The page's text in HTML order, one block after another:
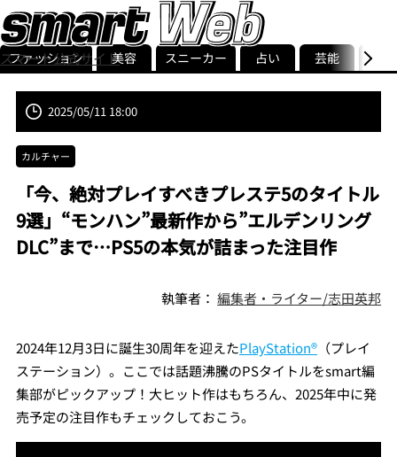
スマート公式サイト
smart最新号
記事一覧ランキング
ストリ
ファッション 美容 スニーカー 占い 芸能 グル
2025/05/11 18:00
カルチャー
「今、絶対プレイすべきプレステ5のタイトル
9選」“モンハン”最新作から”エルデンリング
DLC”まで…PS5の本気が詰まった注目作
執筆者：編集者・ライター/志田英邦
2024年12月3日に誕生30周年を迎えたPlayStation®（プレイ
ステーション）。ここでは話題沸騰のPSタイトルをsmart編
集部がピックアップ！大ヒット作はもちろん、2025年中に発
売予定の注目作もチェックしておこう。